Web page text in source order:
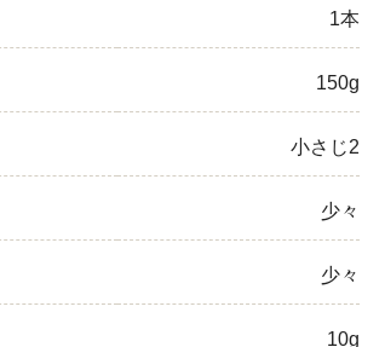
1本
150g
小さじ2
少々
少々
10g
たまねぎ